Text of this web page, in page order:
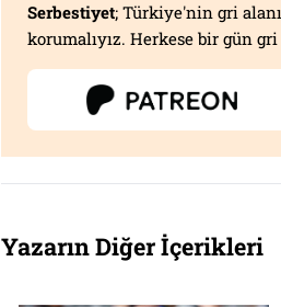
Serbestiyet; Türkiye'nin gri
korumalıyız. Herkese bir gün
Yazarın Diğer İçerikleri